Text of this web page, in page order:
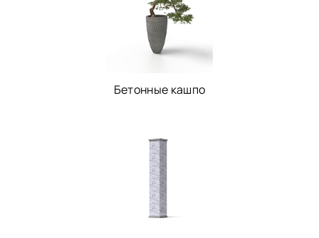
Бетонные кашпо